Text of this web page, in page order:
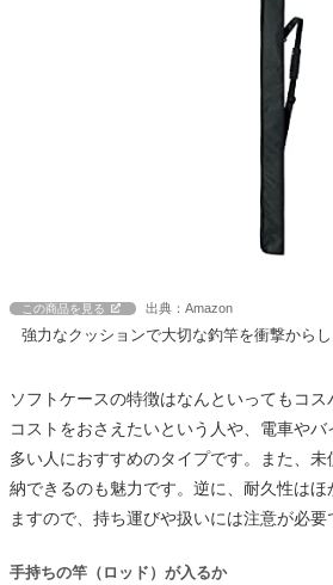
この商品を見る 出典：Amazon
強力なクッションで大切な釣竿を衝撃からし
ソフトケースの特徴はなんといってもコ
コストをおさえたいという人や、電車や
多い人におすすめのタイプです。また、
納できるのも魅力です。逆に、耐久性はほ
ますので、持ち運びや扱いには注意が必要
手持ちの竿（ロッド）が入るか